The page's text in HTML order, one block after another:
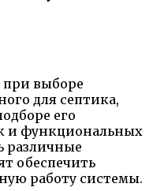
при выборе
для септика,
его
и функциональных
различные
обеспечить
работу системы.